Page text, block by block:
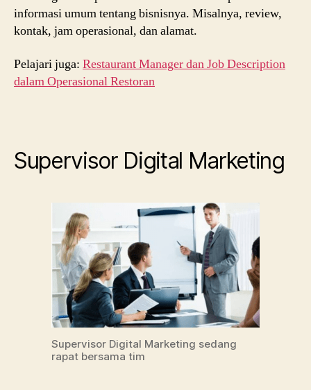
informasi umum tentang bisnisnya. Misalnya, review,
kontak, jam operasional, dan alamat.
Pelajari juga: Restaurant Manager dan Job Description
dalam Operasional Restoran
Supervisor Digital Marketing
Supervisor Digital Marketing sedang
rapat bersama tim